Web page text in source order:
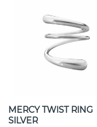
MERCY TWIST RING
SILVER